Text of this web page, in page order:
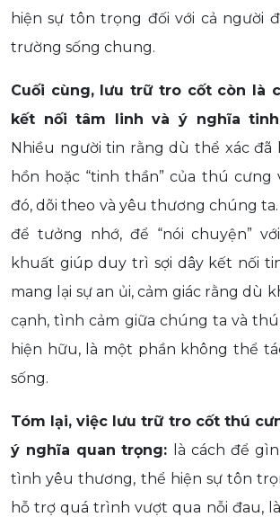
hiện sự tôn trọng đối với cả người
trường sống chung.
Cuối cùng, lưu trữ tro cốt còn là
kết nối tâm linh và ý nghĩa
Nhiều người tin rằng dù thể xác đã
hồn hoặc “tinh thần” của thú cưng
đó, dõi theo và yêu thương chúng ta.
để tưởng nhớ, để “nói chuyện”
khuất giúp duy trì sợi dây kết nối
mang lại sự an ủi, cảm giác rằng dù
cạnh, tình cảm giữa chúng ta và
hiện hữu, là một phần không thể
sống.
Tóm lại, việc lưu trữ tro cốt thú
ý nghĩa quan trọng:
là cách để
tình yêu thương, thể hiện sự tôn
hỗ trợ quá trình vượt qua nỗi đau,